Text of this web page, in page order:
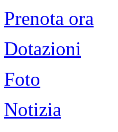
Prenota ora
Dotazioni
Foto
Notizia